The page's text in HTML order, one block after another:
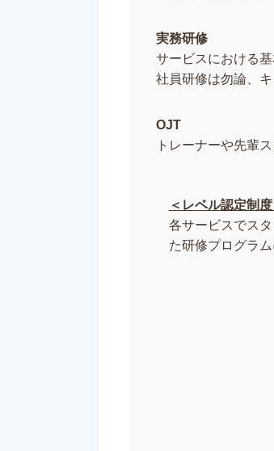
実務研修
サービスにおける
社員研修は勿論、
OJT
トレーナーや先輩
＜レベル認定制
各サービスでス
た研修プログラ